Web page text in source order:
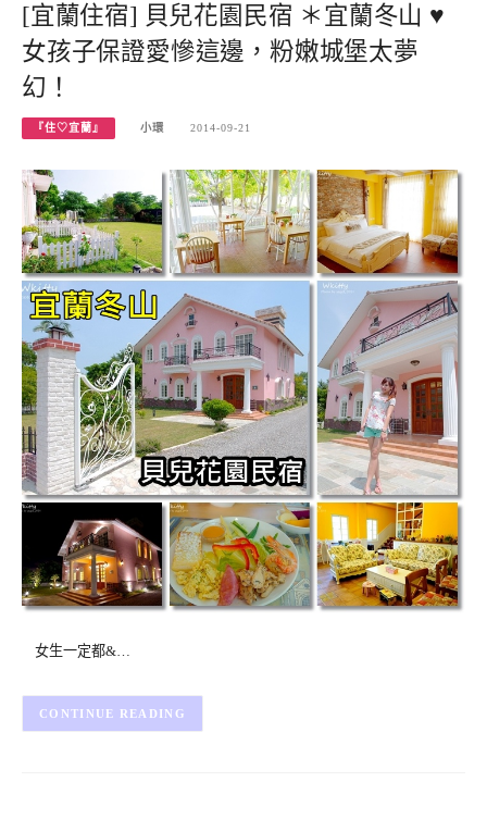
[宜蘭住宿] 貝兒花園民宿 ＊宜蘭冬山 ♥
女孩子保證愛慘這邊，粉嫩城堡太夢
幻！
『住♡宜蘭』 小環 2014-09-21
女生一定都&…
CONTINUE READING